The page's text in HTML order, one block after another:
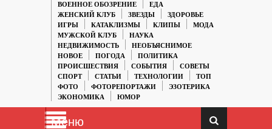
ВОЕННОЕ ОБОЗРЕНИЕ
ЕДА
ЖЕНСКИЙ КЛУБ
ЗВЕЗДЫ
ЗДОРОВЬЕ
ИГРЫ
КАТАКЛИЗМЫ КЛИПЫ
МОДА
МУЖСКОЙ КЛУБ
НАУКА
НЕДВИЖИМОСТЬ
НЕОБЪЯСНИМОЕ
НОВОЕ
ПОГОДА
ПОЛИТИКА
ПРОИСШЕСТВИЯ
СОБЫТИЯ
СОВЕТЫ
СПОРТ
СТАТЬИ ТЕХНОЛОГИИ
ТОП
ФОТО
ФОТОРЕПОРТАЖИ
ЭЗОТЕРИКА
ЭКОНОМИКА
ЮМОР
Меню